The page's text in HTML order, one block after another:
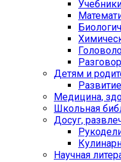
Детям и
Медицина,
Школьная
Досуг,
Научная